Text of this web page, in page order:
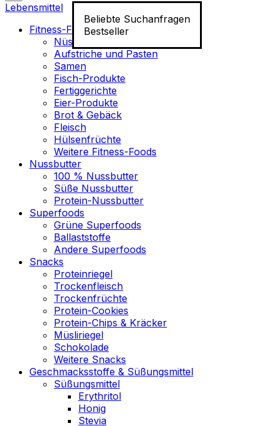
Beliebte Suchanfragen
Bestseller
Lebensmittel
Fitness-Food
Nüsse
Aufstriche und Pasten
Samen
Fisch-Produkte
Fertiggerichte
Eier-Produkte
Brot & Gebäck
Fleisch
Hülsenfrüchte
Weitere Fitness-Foods
Nussbutter
100 % Nussbutter
Süße Nussbutter
Protein-Nussbutter
Superfoods
Grüne Superfoods
Ballaststoffe
Andere Superfoods
Snacks
Proteinriegel
Trockenfleisch
Trockenfrüchte
Protein-Cookies
Protein-Chips & Kräcker
Müsliriegel
Schokolade
Weitere Snacks
Geschmacksstoffe & Süßungsmittel
Süßungsmittel
Erythritol
Honig
Stevia